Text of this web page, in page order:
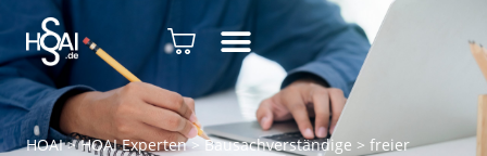
HOAI>HOAI Experten>Bausachverständige > freier